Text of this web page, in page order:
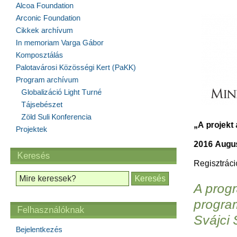
„A projekt
2016
A
Svájci
Alcoa Foundation
Arconic Foundation
Cikkek archívum
In memoriam Varga Gábor
Komposztálás
Palotavárosi Közösségi Kert (PaKK)
Program archívum
Globalizáció Light Turné
Tájsebészet
Zöld Suli Konferencia
Projektek
Keresés
Felhasználóknak
Bejelentkezés